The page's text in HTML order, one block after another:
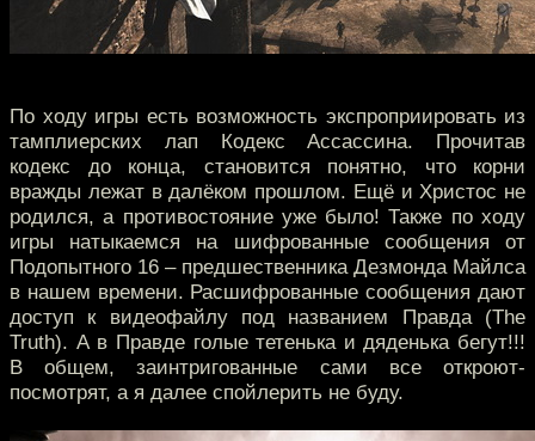
По ходу игры есть возможность экспроприировать из
тамплиерских лап Кодекс Ассассина. Прочитав
кодекс до конца, становится понятно, что корни
вражды лежат в далёком прошлом. Ещё и Христос не
родился, а противостояние уже было! Также по ходу
игры натыкаемся на шифрованные сообщения от
Подопытного 16 – предшественника Дезмонда Майлса
в нашем времени. Расшифрованные сообщения дают
доступ к видеофайлу под названием Правда (The
Truth). А в Правде голые тетенька и дяденька бегут!!!
В общем, заинтригованные сами все откроют-
посмотрят, а я далее спойлерить не буду.